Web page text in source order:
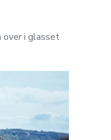
over i glasset